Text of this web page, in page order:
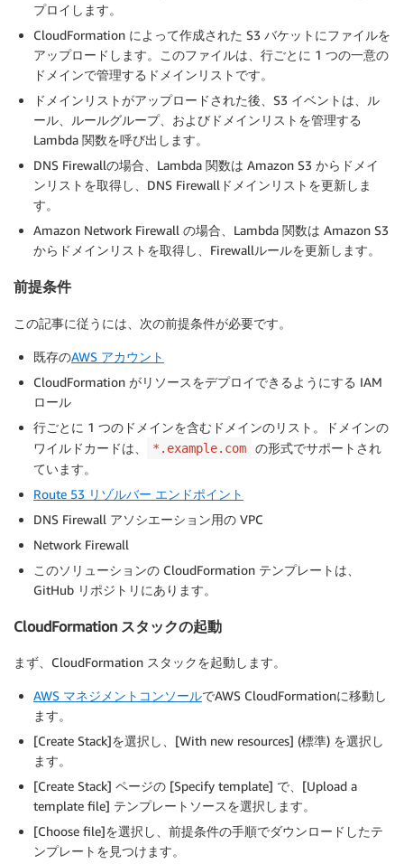
プロイします。
CloudFormation によって作成された S3 バケットにファイルを
アップロードします。このファイルは、行ごとに 1 つの一意の
ドメインで管理するドメインリストです。
ドメインリストがアップロードされた後、S3 イベントは、ル
ール、ルールグループ、およびドメインリストを管理する
Lambda 関数を呼び出します。
DNS Firewallの場合、Lambda 関数は Amazon S3 からドメイ
ンリストを取得し、DNS Firewallドメインリストを更新しま
す。
Amazon Network Firewall の場合、Lambda 関数は Amazon S3
からドメインリストを取得し、Firewallルールを更新します。
前提条件
この記事に従うには、次の前提条件が必要です。
既存のAWS アカウント
CloudFormation がリソースをデプロイできるようにする IAM
ロール
行ごとに 1 つのドメインを含むドメインのリスト。ドメインの
ワイルドカードは、
*.example.com
の形式でサポートされ
ています。
Route 53 リゾルバー エンドポイント
DNS Firewall アソシエーション用の VPC
Network Firewall
このソリューションの CloudFormation テンプレートは、
GitHub リポジトリにあります。
CloudFormation スタックの起動
まず、CloudFormation スタックを起動します。
AWS マネジメントコンソールでAWS CloudFormationに移動し
ます。
[Create Stack]を選択し、[With new resources] (標準) を選択し
ます。
[Create Stack] ページの [Specify template] で、[Upload a
template file] テンプレートソースを選択します。
[Choose file]を選択し、前提条件の手順でダウンロードしたテ
ンプレートを見つけます。